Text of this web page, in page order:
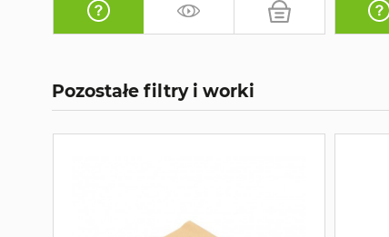
Pozostałe filtry i worki